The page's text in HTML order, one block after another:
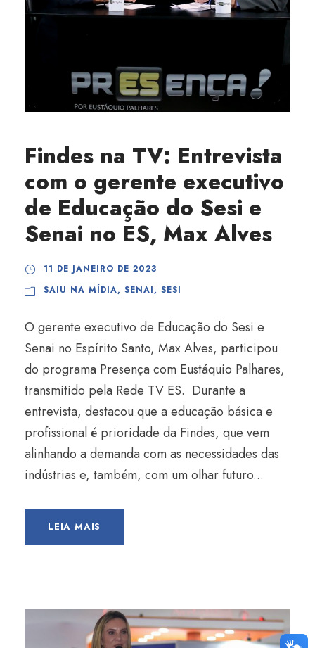
Findes na TV: Entrevista
com o gerente executivo
de Educação do Sesi e
Senai no ES, Max Alves
11 DE JANEIRO DE 2023
SAIU NA MÍDIA, SENAI, SESI
O gerente executivo de Educação do Sesi e
Senai no Espírito Santo, Max Alves, participou
do programa Presença com Eustáquio Palhares,
transmitido pela Rede TV ES. Durante a
entrevista, destacou que a educação básica e
profissional é prioridade da Findes, que vem
alinhando a demanda com as necessidades das
indústrias e, também, com um olhar futuro...
LEIA MAIS